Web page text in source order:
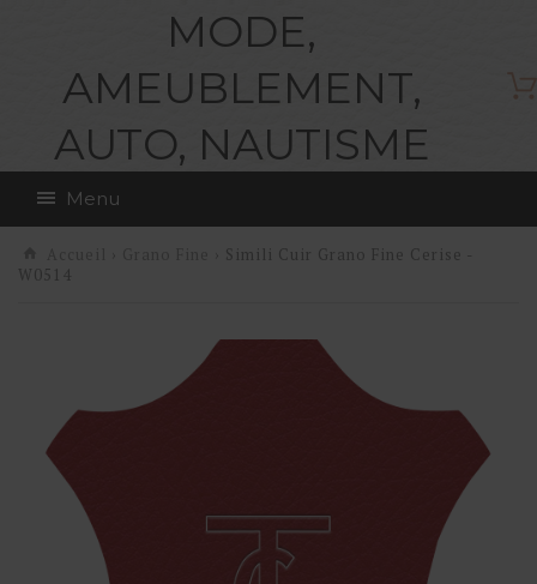
MODE,
AMEUBLEMENT,
AUTO, NAUTISME
Menu
›
› Simili Cuir Grano Fine Cerise -
W0514